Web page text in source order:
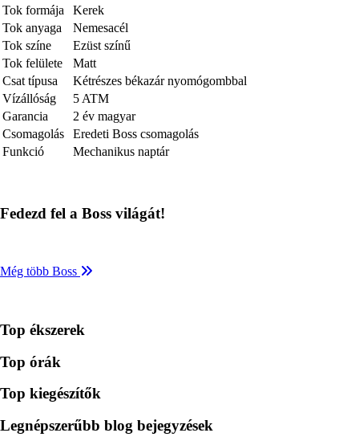
Tok formája
Kerek
Tok anyaga
Nemesacél
Tok színe
Ezüst színű
Tok felülete
Matt
Csat típusa
Kétrészes békazár nyomógombbal
Vízállóság
5 ATM
Garancia
2 év magyar
Csomagolás
Eredeti Boss csomagolás
Funkció
Mechanikus naptár
Fedezd fel a Boss világát!
Még több Boss
Top ékszerek
Top órák
Top kiegészítők
Legnépszerűbb blog bejegyzések